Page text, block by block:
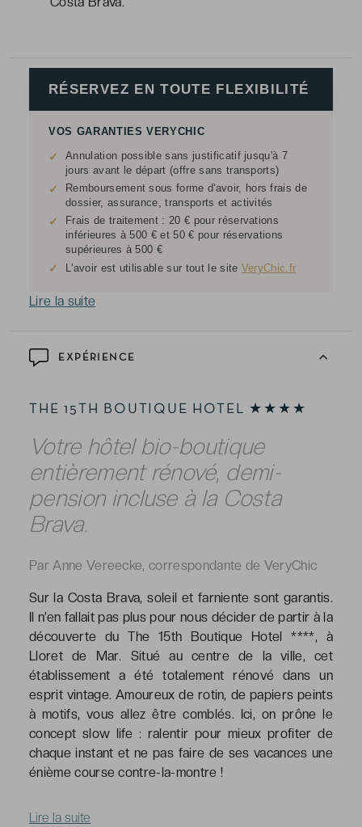
EXPÉRIENCE
THE 15TH BOUTIQUE HOTEL ★★★★
Votre hôtel bio-boutique
entièrement rénové, demi-
pension incluse à la Costa
Brava.
Par Anne Vereecke, correspondante de VeryChic
Sur la Costa Brava, soleil et farniente sont garantis.
Il n’en fallait pas plus pour nous décider de partir à la
découverte du The 15th Boutique Hotel ****, à
Lloret de Mar. Situé au centre de la ville, cet
établissement a été totalement rénové dans un
esprit vintage. Amoureux de rotin, de papiers peints
à motifs, vous allez être comblés. Ici, on prône le
concept slow life : ralentir pour mieux profiter de
chaque instant et ne pas faire de ses vacances une
énième course contre-la-montre !
Lire la suite
RÉSERVEZ EN TOUTE FLEXIBILITÉ
VOS GARANTIES VERYCHIC
✓
Annulation possible sans justificatif jusqu'à 7
jours avant le départ (offre sans transports)
✓
Remboursement sous forme d'avoir, hors frais de
dossier, assurance, transports et activités
✓
Frais de traitement : 20 € pour réservations
inférieures à 500 € et 50 € pour réservations
supérieures à 500 €
✓ L'avoir est utilisable sur tout le site VeryChic.fr
Lire la suite